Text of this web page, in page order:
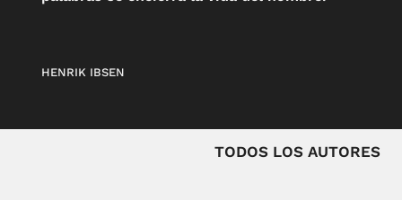
HENRIK IBSEN
TODOS LOS AUTORES